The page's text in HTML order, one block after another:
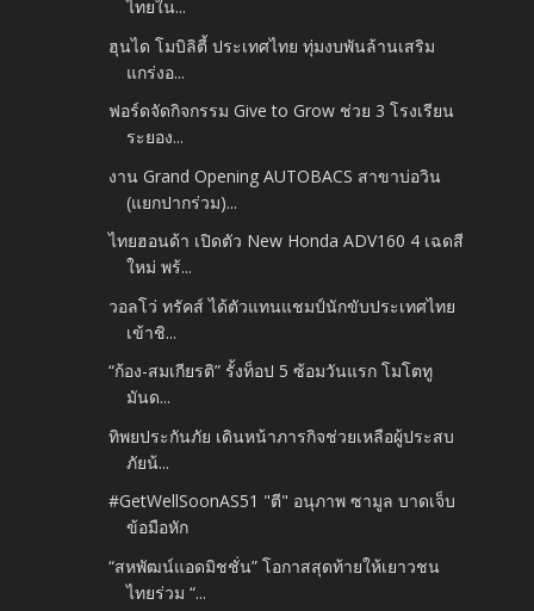
ไทยใน...
ฮุนได โมบิลิตี้ ประเทศไทย ทุ่มงบพันล้านเสริม
แกร่งอ...
ฟอร์ดจัดกิจกรรม Give to Grow ช่วย 3 โรงเรียน
ระยอง...
งาน Grand Opening AUTOBACS สาขาบ่อวิน
(แยกปากร่วม)...
ไทยฮอนด้า เปิดตัว New Honda ADV160 4 เฉดสี
ใหม่ พร้...
วอลโว่ ทรัคส์ ได้ตัวแทนแชมป์นักขับประเทศไทย
เข้าชิ...
“ก้อง-สมเกียรติ” รั้งท็อป 5 ซ้อมวันแรก โมโตทู
มันด...
ทิพยประกันภัย เดินหน้าภารกิจช่วยเหลือผู้ประสบ
ภัยน้...
#GetWellSoonAS51 "ตี" อนุภาพ ซามูล บาดเจ็บ
ข้อมือหัก
“สหพัฒน์แอดมิชชั่น” โอกาสสุดท้ายให้เยาวชน
ไทยร่วม “...